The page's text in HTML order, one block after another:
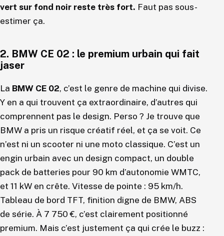
vert sur fond noir reste très fort. Faut pas sous-
estimer ça.
2. BMW CE 02 : le premium urbain qui fait
jaser
La BMW CE 02, c’est le genre de machine qui divise.
Y en a qui trouvent ça extraordinaire, d’autres qui
comprennent pas le design. Perso ? Je trouve que
BMW a pris un risque créatif réel, et ça se voit. Ce
n’est ni un scooter ni une moto classique. C’est un
engin urbain avec un design compact, un double
pack de batteries pour 90 km d’autonomie WMTC,
et 11 kW en crête. Vitesse de pointe : 95 km/h.
Tableau de bord TFT, finition digne de BMW, ABS
de série. À 7 750 €, c’est clairement positionné
premium. Mais c’est justement ça qui crée le buzz :